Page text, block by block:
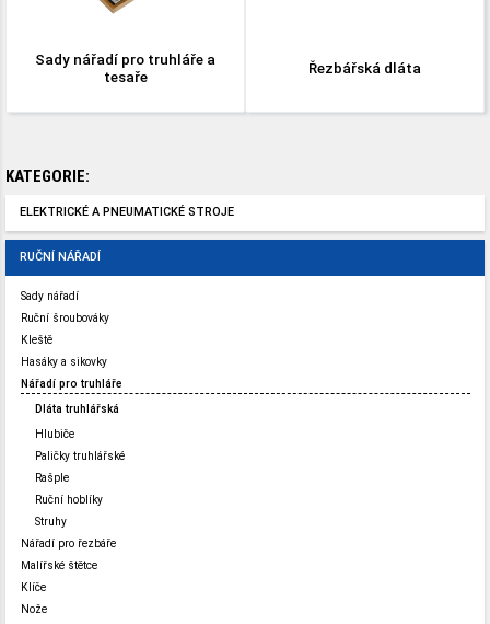
Sady nářadí pro truhláře a
tesaře
Řezbářská dláta
KATEGORIE:
ELEKTRICKÉ A PNEUMATICKÉ STROJE
RUČNÍ NÁŘADÍ
Sady nářadí
Ruční šroubováky
Kleště
Hasáky a sikovky
Nářadí pro truhláře
Dláta truhlářská
Hlubiče
Paličky truhlářské
Rašple
Ruční hoblíky
Struhy
Nářadí pro řezbáře
Malířské štětce
Klíče
Nože